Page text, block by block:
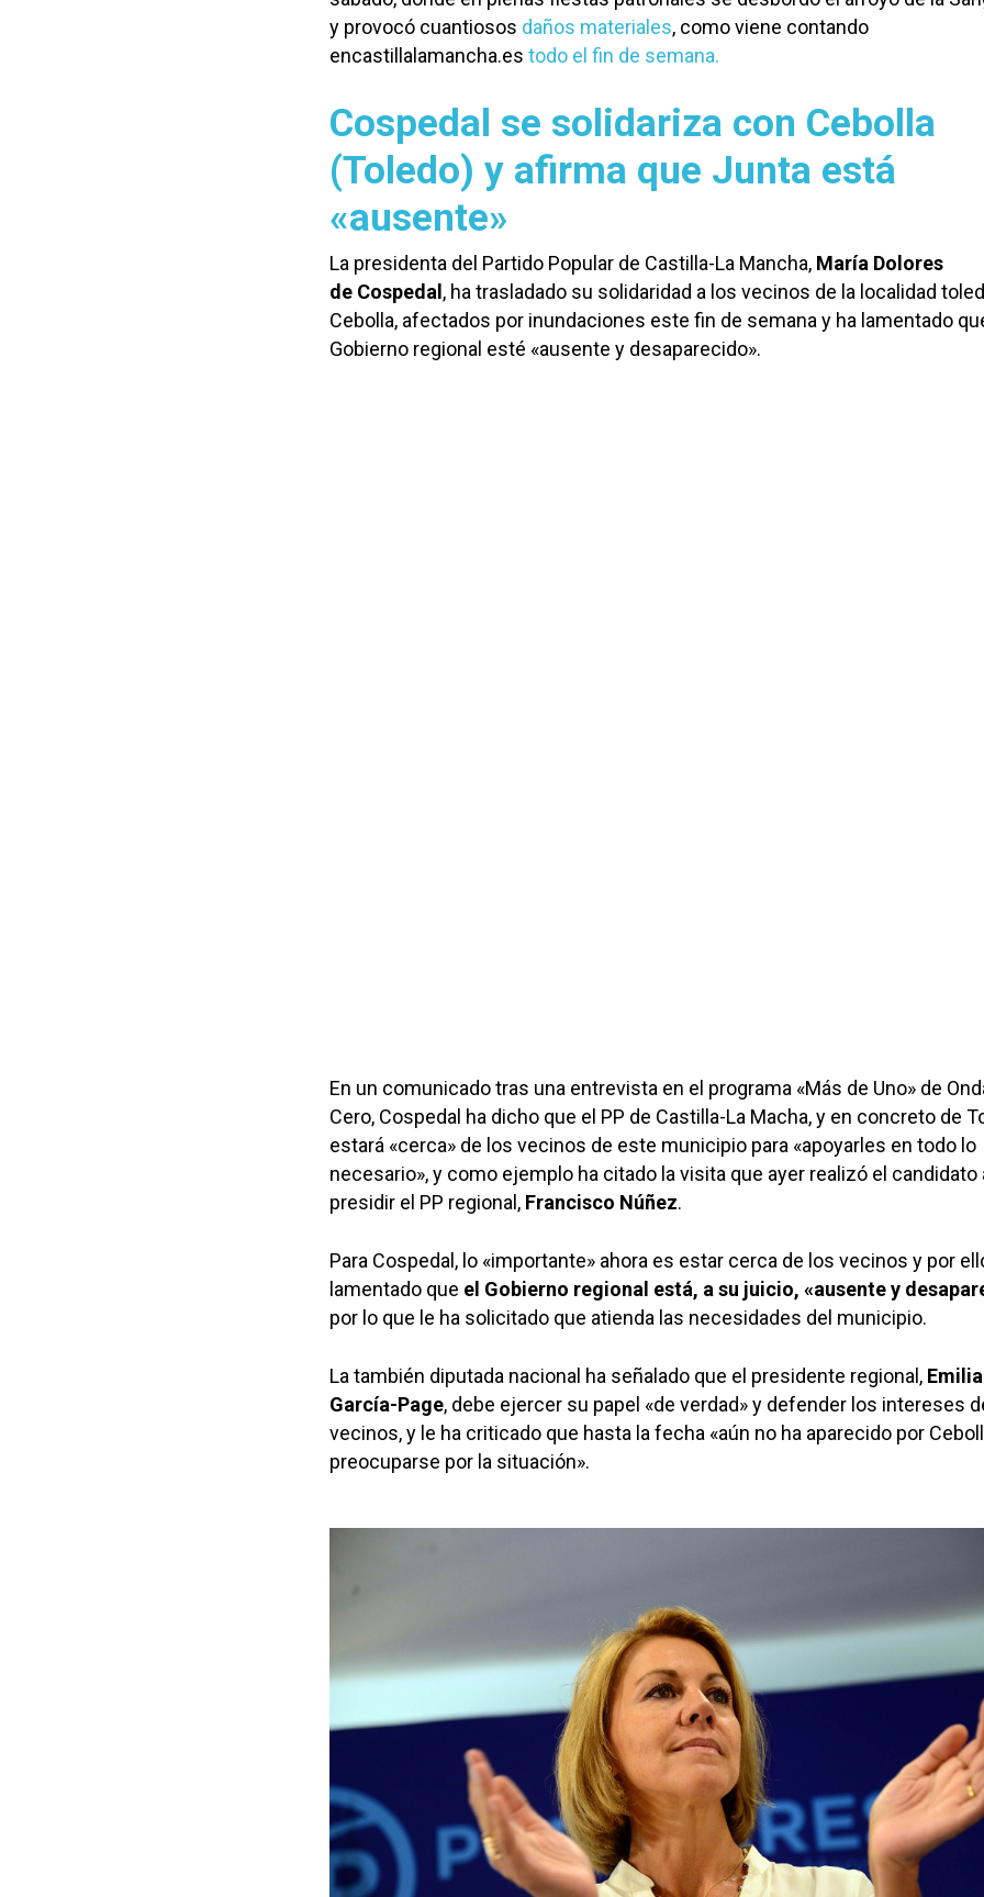
y provocó cuantiosos daños materiales, como viene contando
encastillalamancha.es todo el fin de semana.
Cospedal se solidariza con Cebolla
(Toledo) y afirma que Junta está
«ausente»
La presidenta del Partido Popular de Castilla-La Mancha, María Dolores
de Cospedal, ha trasladado su solidaridad a los vecinos de la localidad
Cebolla, afectados por inundaciones este fin de semana y ha lamentado
Gobierno regional esté «ausente y desaparecido».
En un comunicado tras una entrevista en el programa «Más de Uno» de
Cero, Cospedal ha dicho que el PP de Castilla-La Macha, y en concreto de
estará «cerca» de los vecinos de este municipio para «apoyarles en todo lo
necesario», y como ejemplo ha citado la visita que ayer realizó el candidato
presidir el PP regional, Francisco Núñez.
Para Cospedal, lo «importante» ahora es estar cerca de los vecinos y por
lamentado que el Gobierno regional está, a su juicio, «ausente y
por lo que le ha solicitado que atienda las necesidades del municipio.
La también diputada nacional ha señalado que el presidente regional,
García-Page, debe ejercer su papel «de verdad» y defender los intereses
vecinos, y le ha criticado que hasta la fecha «aún no ha aparecido por
preocuparse por la situación».